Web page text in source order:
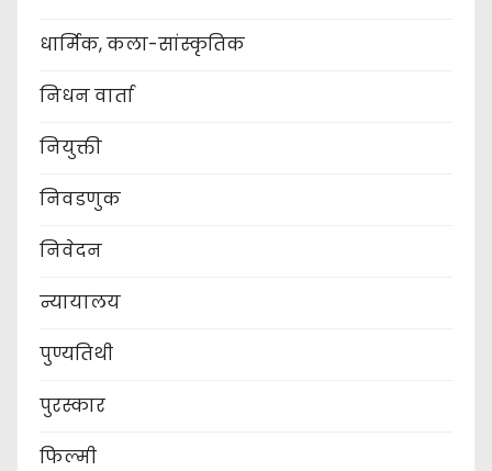
धार्मिक, कला-सांस्कृतिक
निधन वार्ता
नियुक्ती
निवडणुक
निवेदन
न्यायालय
पुण्यतिथी
पुरस्कार
फिल्मी